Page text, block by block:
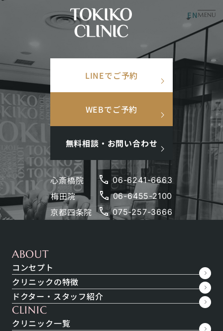
美容皮膚科× 美容内科 ENMENU
LINEでご予約
WEBでご予約
無料相談・お問い合わせ
心斎橋院 phone 06-6241-6663
梅田院 phone 06-6455-2100
京都四条院 phone 075-257-3666
ABOUT
コンセプト
クリニックの特徴
ドクター・スタッフ紹介
CLINIC
クリニック一覧
検索ワード
索
search
人気ワード
#美肌 #インナーケア#アンチエイジング#点滴
#ホルモン補充 #メンズ肌 #ニキビ跡
閉じる
No.9119 クールスカルプティング
クールスカルプティング
No. 9119
こちらの症例写真は当院規定のプライバシーポリシーに則り、掲載に同意してい
ただいた方の写真のみを使用しております。
CASE No. 9119
※お問い合わせ時はこちらの番号をお伝えください
施術名 クールスカルプティング